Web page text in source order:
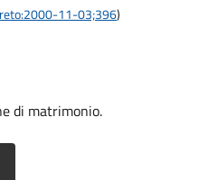
11-03;396)
di matrimonio.